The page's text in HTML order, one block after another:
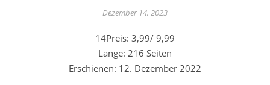
Dezember 14, 2023
14Preis: 3,99/ 9,99
Länge: 216 Seiten
Erschienen: 12. Dezember 2022